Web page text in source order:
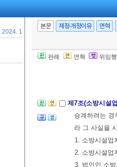
1. 30., 일부개정]
본문 제정·개정이유 연혁
판례 연혁 위임
를 승계한다.
처분의 효과
[본조신설
제7조(소방시설
승계하려는
라 그 사실을
1. 소방시설업
2. 소방시설업
3. 법인인 소